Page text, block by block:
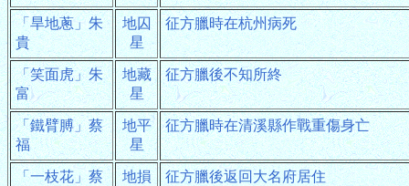
「旱地蔥」朱
貴
地囚
星
征方臘時在杭州病死
「笑面虎」朱
富
地藏
星
征方臘後不知所終
「鐵臂膊」蔡
福
地平
星
征方臘時在清溪縣作戰重傷身亡
「一枝花」蔡
地損
征方臘後返回大名府居住